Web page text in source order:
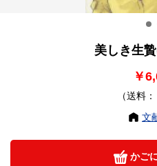
美しき生
￥
（送料
文
かご